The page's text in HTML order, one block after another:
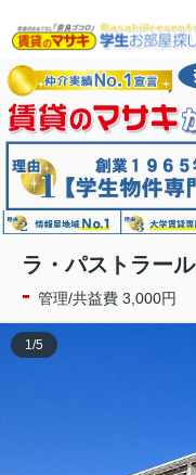
ラ・パストラール
- 管理/共益費 3,000円
1/5